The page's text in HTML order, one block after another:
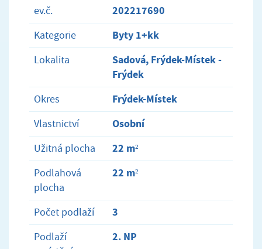
ev.č. 202217690
Kategorie Byty 1+kk
Lokalita
Sadová, Frýdek-Místek -
Frýdek
Okres Frýdek-Místek
Vlastnictví Osobní
Užitná plocha 22 m²
Podlahová
plocha
22 m²
Počet podlaží 3
Podlaží
2. NP